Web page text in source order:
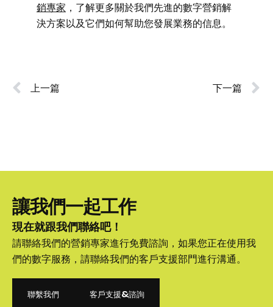
銷專家 ，了解更多關於我們先進的數字營銷解
決方案以及它們如何幫助您發展業務的信息。
上一篇 下一篇
讓我們一起工作
現在就跟我們聯絡吧！
請聯絡我們的營銷專家進行免費諮詢，如果您正在使用我
們的數字服務，請聯絡我們的客戶支援部門進行溝通。
聯繫我們
客戶支援&諮詢